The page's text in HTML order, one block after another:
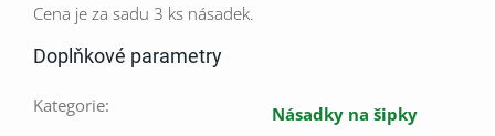
Cena je za sadu 3 ks násadek.
Doplňkové parametry
Kategorie:
Násadky na šipky